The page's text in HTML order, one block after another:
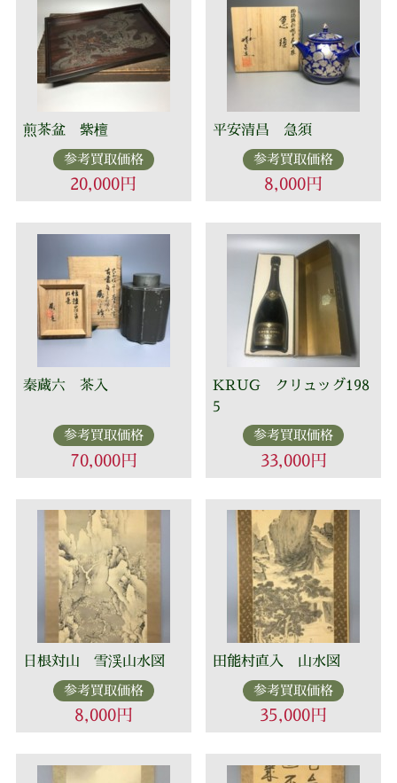
煎茶盆 紫檀
参考買取価格
20,000円
平安清昌 急須
参考買取価格
8,000円
秦蔵六 茶入
参考買取価格
70,000円
KRUG クリュッグ198
5
参考買取価格
33,000円
日根対山 雪渓山水図
参考買取価格
8,000円
田能村直入 山水図
参考買取価格
35,000円